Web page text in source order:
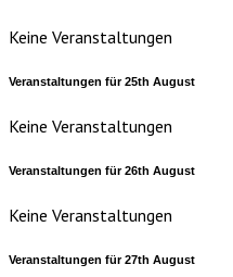
Keine Veranstaltungen
Veranstaltungen für25th August
Keine Veranstaltungen
Veranstaltungen für26th August
Keine Veranstaltungen
Veranstaltungen für27th August